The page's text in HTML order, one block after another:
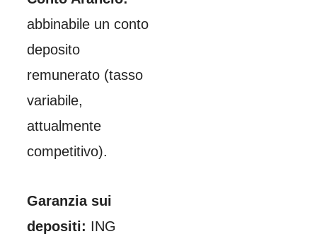
abbinabile un conto
deposito
remunerato (tasso
variabile,
attualmente
competitivo).
Garanzia sui
depositi: ING